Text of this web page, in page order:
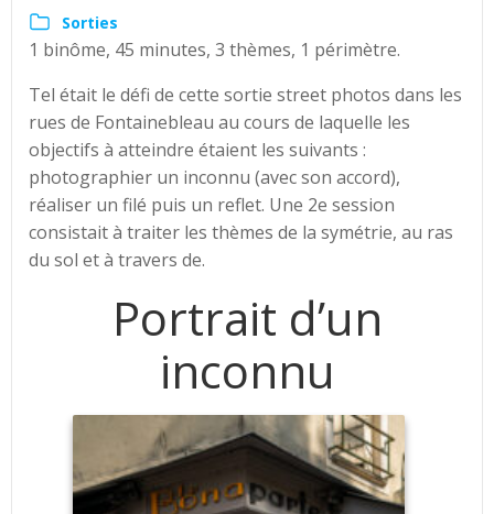
Sorties
1 binôme, 45 minutes, 3 thèmes, 1 périmètre.
Tel était le défi de cette sortie street photos dans les
rues de Fontainebleau au cours de laquelle les
objectifs à atteindre étaient les suivants :
photographier un inconnu (avec son accord),
réaliser un filé puis un reflet. Une 2e session
consistait à traiter les thèmes de la symétrie, au ras
du sol et à travers de.
Portrait d’un
inconnu